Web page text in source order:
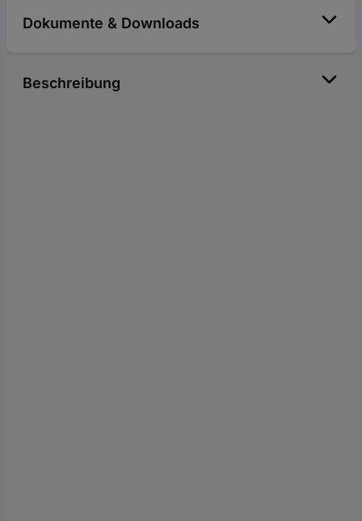
Dokumente & Downloads
Beschreibung